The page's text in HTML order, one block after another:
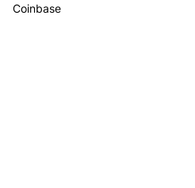
Coinbase